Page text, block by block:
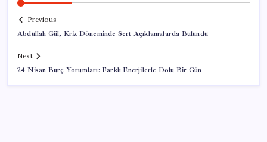
Previous
Abdullah Gül, Kriz Döneminde Sert Açıklamalarda Bulundu
Next
24 Nisan Burç Yorumları: Farklı Enerjilerle Dolu Bir Gün